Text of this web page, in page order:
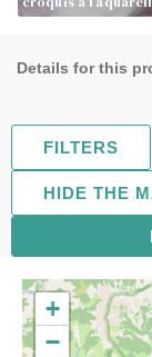
Details for this
FILTERS
HIDE THE
+
−